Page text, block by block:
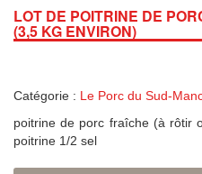
LOT DE POITRINE DE
(3,5 KG ENVIRON)
Catégorie : Le Porc du Sud-
poitrine de porc fraîche (à rôtir
poitrine 1/2 sel